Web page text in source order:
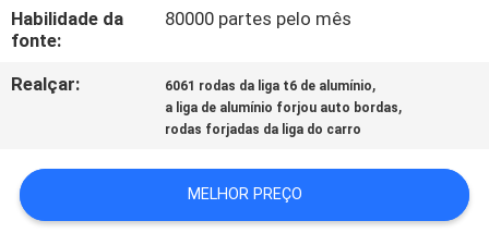
PEÇA
UMAS
CITAÇÕES
MAPA
DO
Habilidade da
fonte:
80000 partes pelo mês
Realçar: 6061 rodas da liga t6 de alumínio,
a liga de alumínio forjou auto bordas,
rodas forjadas da liga do carro
MELHOR PREÇO